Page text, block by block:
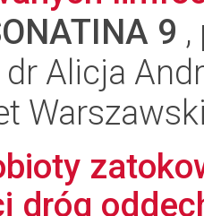
9
Alicja
dróg